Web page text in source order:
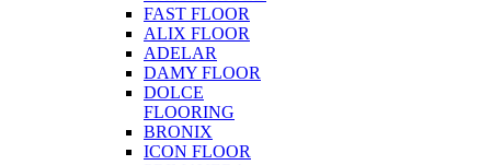
FAST FLOOR
ALIX FLOOR
ADELAR
DAMY FLOOR
DOLCE
FLOORING
BRONIX
ICON FLOOR